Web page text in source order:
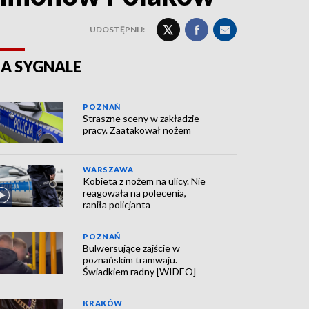
UDOSTĘPNIJ:
SYGNALE
POZNAŃ
Straszne sceny w zakładzie
pracy. Zaatakował nożem
WARSZAWA
Kobieta z nożem na ulicy. Nie
reagowała na polecenia,
raniła policjanta
POZNAŃ
Bulwersujące zajście w
poznańskim tramwaju.
Świadkiem radny [WIDEO]
KRAKÓW